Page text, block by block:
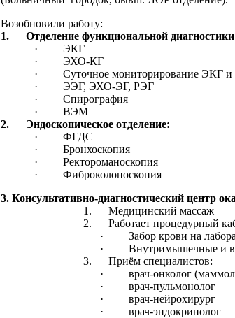
Возобновили работу:
1. Отделение функциональной
· ЭКГ
· ЭХО-КГ
· Суточное мониторирование ЭКГ
· ЭЭГ, ЭХО-ЭГ, РЭГ
· Спирография
· ВЭМ
2. Эндоскопическое отделение:
· ФГДС
· Бронхоскопия
· Ректороманоскопия
· Фиброколоноскопия
3. Консультативно-диагностический центр
1. Медицинский массаж
2. Работает процедурный
· Забор крови на
· Внутримышечные и
3. Приём специалистов:
· врач-онколог
· врач-пульмонолог
· врач-нейрохирург
· врач-эндокринолог